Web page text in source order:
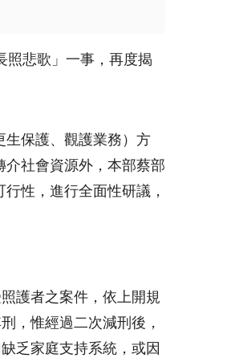
照悲歌」一事，再度揭
生保護、觀護業務）方
社會資源外，本部蔡部
性，進行全面性研議，
護者之案件，依上開規
，惟經過二次減刑後，
乏家庭支持系統，或因